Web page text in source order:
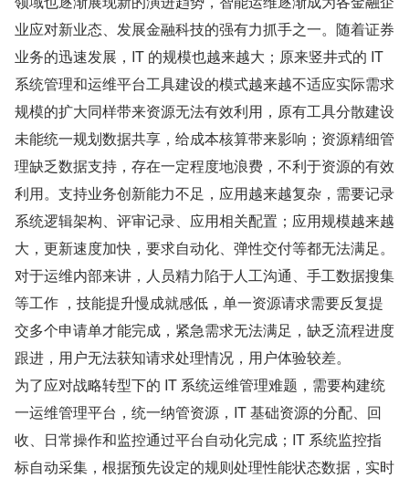
业应对新业态、发展金融科技的强有力抓手之一。随着证券
业务的迅速发展，IT 的规模也越来越大；原来竖井式的 IT
系统管理和运维平台工具建设的模式越来越不适应实际需求
规模的扩大同样带来资源无法有效利用，原有工具分散建设
未能统一规划数据共享，给成本核算带来影响；资源精细管
理缺乏数据支持，存在一定程度地浪费，不利于资源的有效
利用。支持业务创新能力不足，应用越来越复杂，需要记录
系统逻辑架构、评审记录、应用相关配置；应用规模越来越
大，更新速度加快，要求自动化、弹性交付等都无法满足。
对于运维内部来讲，人员精力陷于人工沟通、手工数据搜集
等工作 ，技能提升慢成就感低，单一资源请求需要反复提
交多个申请单才能完成，紧急需求无法满足，缺乏流程进度
跟进，用户无法获知请求处理情况，用户体验较差。
为了应对战略转型下的 IT 系统运维管理难题，需要构建统
一运维管理平台，统一纳管资源，IT 基础资源的分配、回
收、日常操作和监控通过平台自动化完成；IT 系统监控指
标自动采集，根据预先设定的规则处理性能状态数据，实时